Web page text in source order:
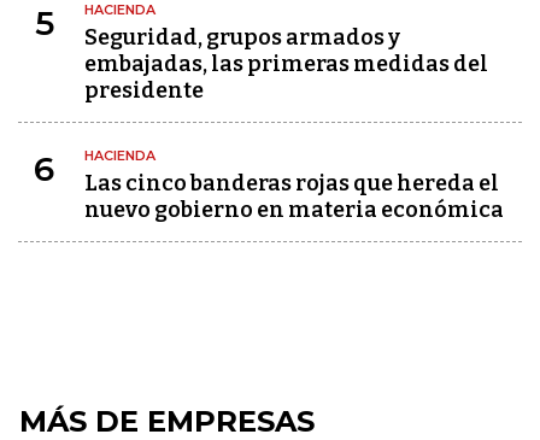
5 HACIENDA
Seguridad, grupos armados y
embajadas, las primeras medidas del
presidente
6 HACIENDA
Las cinco banderas rojas que hereda el
nuevo gobierno en materia económica
MÁS DE EMPRESAS